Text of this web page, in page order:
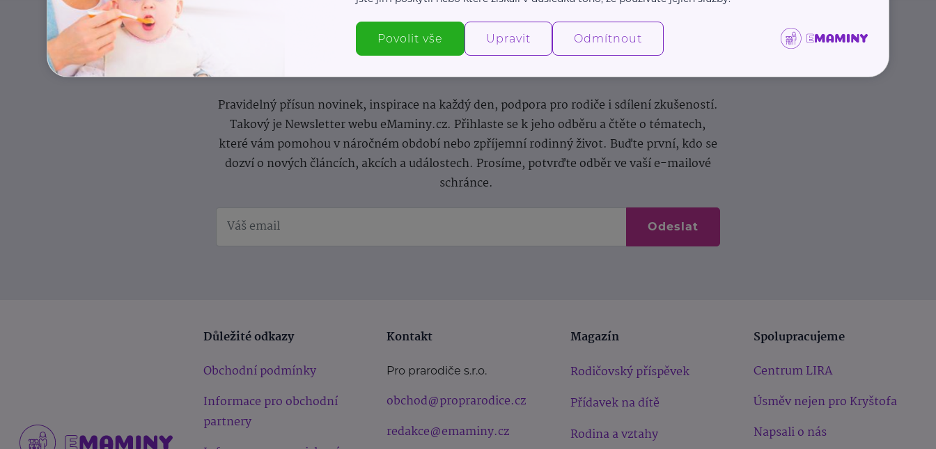
Newsletter
Pravidelný přísun novinek, inspirace na každý den, podpora pro rodiče i sdílení zkušeností.
Takový je Newsletter webu eMaminy.cz. Přihlaste se k jeho odběru a čtěte o tématech,
které vám pomohou v náročném období nebo zpříjemní rodinný život. Buďte první, kdo se
dozví o nových článcích, akcích a událostech. Prosíme, potvrďte odběr ve vaší e-mailové
schránce.
Odeslat
Důležité odkazy
Obchodní podmínky
Informace pro obchodní
partnery
Kontakt
Pro prarodiče s.r.o.
obchod@proprarodice.cz
redakce@emaminy.cz
Magazín
Rodičovský příspěvek
Přídavek na dítě
Rodina a vztahy
Spolupracujeme
Centrum LIRA
Úsměv nejen pro Kryštofa
Napsali o nás
Povolit vše Upravit Odmítnout